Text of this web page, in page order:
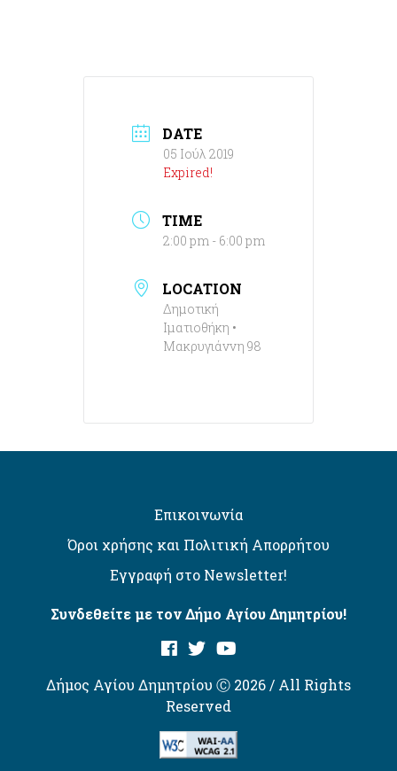
DATE
05 Ιούλ 2019
Expired!
TIME
2:00 pm - 6:00 pm
LOCATION
Δημοτική
Ιματιοθήκη •
Μακρυγιάννη 98
Επικοινωνία
Όροι χρήσης και Πολιτική Απορρήτου
Εγγραφή στο Newsletter!
Συνδεθείτε με τον Δήμο Αγίου Δημητρίου!
Δήμος Αγίου Δημητρίου Ⓒ 2026 / All Rights
Reserved